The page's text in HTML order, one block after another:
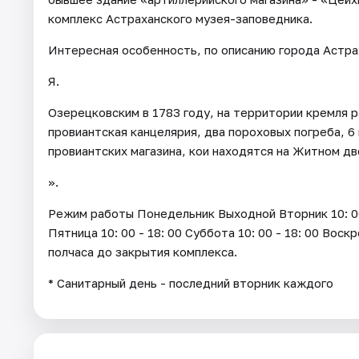
комплекс Астраханского музея-заповедника.
Интересная особенность, по описанию города
Я.
Озерецковским в 1783 году, на территории кремля
провиантская канцелярия, два пороховых погреба,
провиантских магазина, кои находятся на Житном
».
Режим работы Понедельник Выходной Вторник 10:
Пятница 10: 00 - 18: 00 Суббота 10: 00 - 18: 00
полчаса до закрытия комплекса.
* Санитарный день - последний вторник каждого